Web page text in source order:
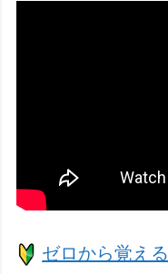
ゼロから覚え